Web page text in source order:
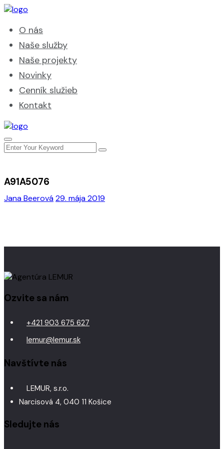
O nás
Naše služby
Naše projekty
Novinky
Cenník služieb
Kontakt
Jana Beerová29. mája 2019
A91A5076
Ozvite sa nám
+421 903 675 627
lemur@lemur.sk
Navštívte nás
LEMUR, s.r.o.
Narcisová 4, 040 11 Košice
Sledujte nás